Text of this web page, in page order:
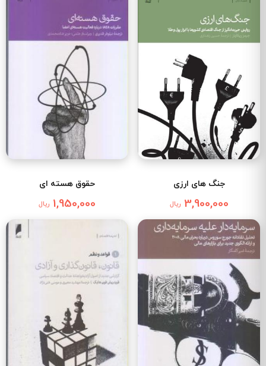
جنگ های ارزی
3,900,000 ریال
حقوق هسته ای
1,950,000 ریال